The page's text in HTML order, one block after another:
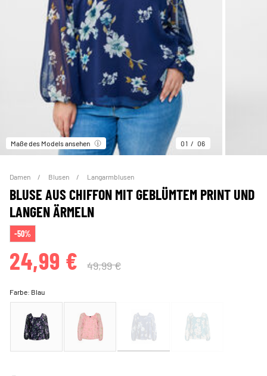
Maße des Models ansehen 01 06
Damen Blusen Langarmblusen
BLUSE AUS CHIFFON MIT GEBLÜMTEM PRINT UND
LANGEN ÄRMELN
-50%
24,99 € 49,99 €
Farbe: Blau